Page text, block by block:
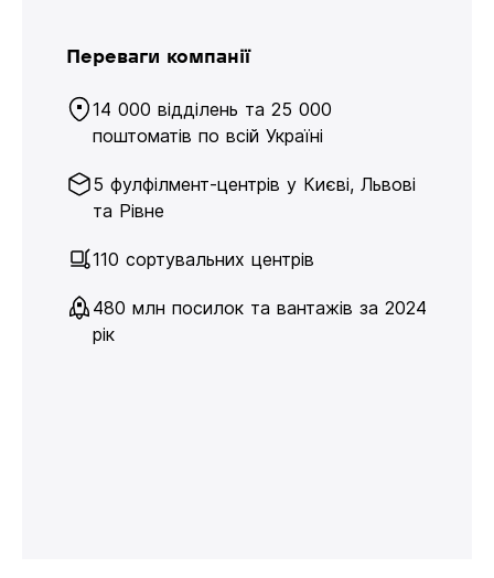
Переваги компанії
14 000 відділень та 25 000
поштоматів по всій Україні
5 фулфілмент-центрів у Києві, Львові
та Рівне
110 сортувальних центрів
480 млн посилок та вантажів за 2024
рік